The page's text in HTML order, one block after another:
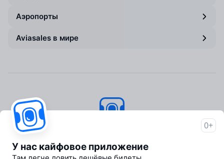
Аэропорты
Aviasales в мире
Об Авиасейлс
0+
У нас кайфовое приложение